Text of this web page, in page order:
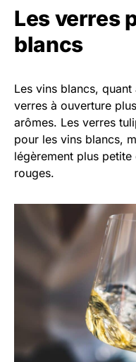
Les verres
blancs
Les vins blancs,
verres à ouverture
arômes. Les verres
pour les vins blancs,
légèrement plus
rouges.